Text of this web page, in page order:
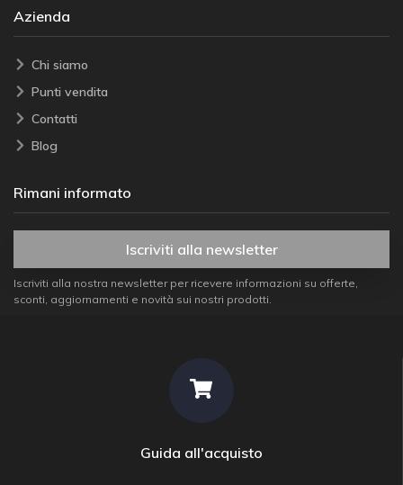
Azienda
Chi siamo
Punti vendita
Contatti
Blog
Rimani informato
Iscriviti alla newsletter
Iscriviti alla nostra newsletter per ricevere informazioni su offerte,
sconti, aggiornamenti e novità sui nostri prodotti.
Guida all'acquisto